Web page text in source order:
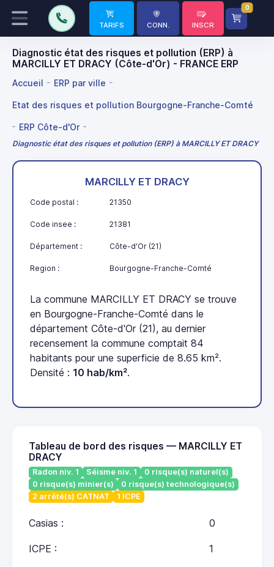
TARIFS CONN. INSCR
0
Diagnostic état des risques et pollution (ERP) à
MARCILLY ET DRACY (Côte-d'Or) - FRANCE ERP
Accueil ERP par ville
Etat des risques et pollution Bourgogne-Franche-Comté
ERP Côte-d'Or
Diagnostic état des risques et pollution (ERP) à MARCILLY ET DRACY
MARCILLY ET DRACY
Code postal : 21350
Code insee : 21381
Département : Côte-d'Or (21)
Region : Bourgogne-Franche-Comté
La commune MARCILLY ET DRACY se trouve
en Bourgogne-Franche-Comté dans le
département Côte-d'Or (21), au dernier
recensement la commune comptait 84
habitants pour une superficie de 8.65 km².
Densité : 10 hab/km².
Tableau de bord des risques — MARCILLY ET
DRACY
Radon niv. 1 Séisme niv. 1
0 risque(s) naturel(s)
0 risque(s) minier(s)
0 risque(s) technologique(s)
2 arrêté(s) CATNAT
1 ICPE
Casias : 0
ICPE : 1